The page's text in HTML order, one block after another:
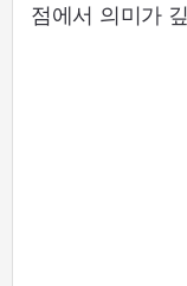
점에서 의미가